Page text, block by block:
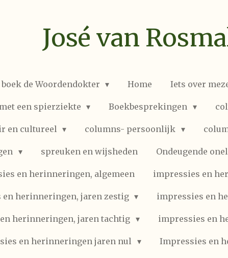
José van
boek de Woordendokter Home Iets over
een spierziekte Boekbesprekingen
en cultureel columns- persoonlijk
spreuken en wijsheden Ondeugende
en herinneringen, algemeen impressies en
en herinneringen, jaren zestig impressies en
herinneringen, jaren tachtig impressies en
en herinneringen jaren nul Impressies en